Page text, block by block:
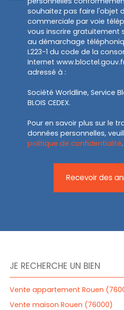
souhaitez pas faire l'objet
commerciale par voie
vous inscrire gratuitement
au démarchage
L223-1 du code de la
Internet
adressé à :
Société Worldline, Service
BLOIS CEDEX.
Pour en savoir plus sur le
données personnelles,
politique de confidentialité.
Recevoir des
JE RECHERCHE UN BIEN
Vente appartement Rouen
Vente maison Rouen (76000)